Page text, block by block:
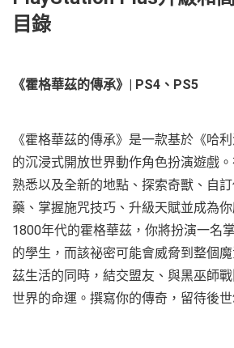
目錄
《霍格華茲的傳承》 | PS4 、 PS5
《霍格華茲的傳承》是一款基於《哈
的沉浸式開放世界動作角色扮演遊戲
熟悉以及全新的地點、探索奇獸、自
藥、掌握施咒技巧、升級天賦並成為
1800年代的霍格華茲，你將扮演一名
的學生，而該祕密可能會威脅到整個
茲生活的同時，結交盟友、與黑巫師
世界的命運。撰寫你的傳奇，留待後世